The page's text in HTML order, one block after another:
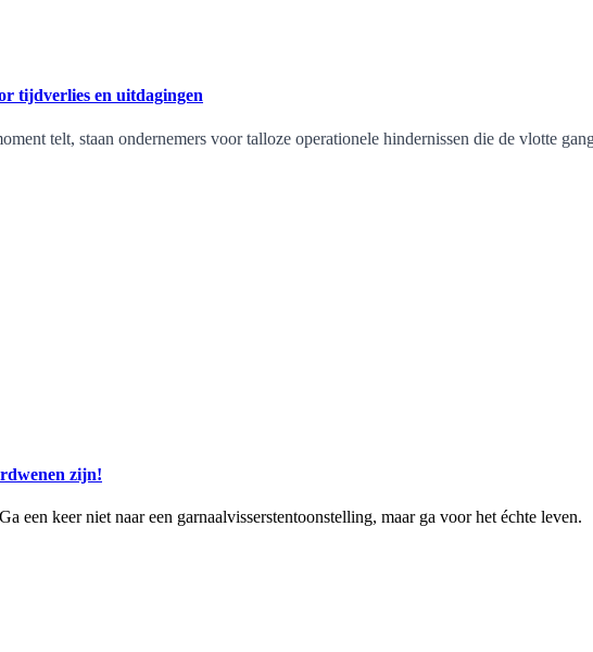
tijdverlies en uitdagingen
telt, staan ondernemers voor talloze operationele hindernissen die de vlotte
zijn!
een keer niet naar een garnaalvisserstentoonstelling, maar ga voor het échte leven.